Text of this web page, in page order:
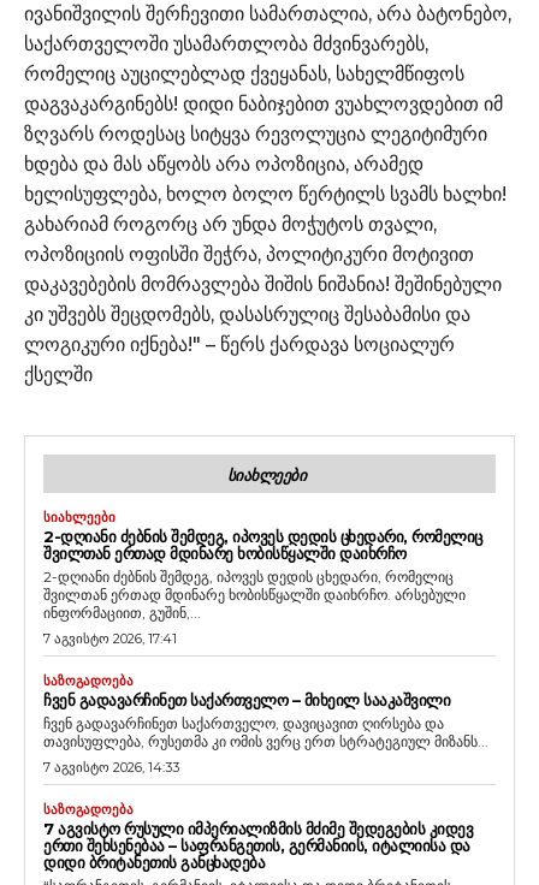
ივანიშვილის შერჩევითი სამართალია, არა ბატონებო,
საქართველოში უსამართლობა მძვინვარებს,
რომელიც აუცილებლად ქვეყანას, სახელმწიფოს
დაგვაკარგინებს! დიდი ნაბიჯებით ვუახლოვდებით იმ
ზღვარს როდესაც სიტყვა რევოლუცია ლეგიტიმური
ხდება და მას აწყობს არა ოპოზიცია, არამედ
ხელისუფლება, ხოლო ბოლო წერტილს სვამს ხალხი!
გახარიამ როგორც არ უნდა მოჭუტოს თვალი,
ოპოზიციის ოფისში შეჭრა, პოლიტიკური მოტივით
დაკავებების მომრავლება შიშის ნიშანია! შეშინებული
კი უშვებს შეცდომებს, დასასრულიც შესაბამისი და
ლოგიკური იქნება!" – წერს ქარდავა სოციალურ
ქსელში
ᲡᲘᲐᲮᲚᲔᲔᲑᲘ
ᲡᲘᲐᲮᲚᲔᲔᲑᲘ
2-ᲓᲦᲘᲐᲜᲘ ᲫᲔᲑᲜᲘᲡ ᲨᲔᲛᲓᲔᲒ, ᲘᲞᲝᲕᲔᲡ ᲓᲔᲓᲘᲡ ᲪᲮᲔᲓᲐᲠᲘ, ᲠᲝᲛᲔᲚᲘᲪ
ᲨᲕᲘᲚᲗᲐᲜ ᲔᲠᲗᲐᲓ ᲛᲓᲘᲜᲐᲠᲔ ᲮᲝᲑᲘᲡᲬᲧᲐᲚᲨᲘ ᲓᲐᲘᲮᲠᲩᲝ
2-დღიანი ძებნის შემდეგ, იპოვეს დედის ცხედარი, რომელიც
შვილთან ერთად მდინარე ხობისწყალში დაიხრჩო. არსებული
ინფორმაციით, გუშინ,...
7 აგვისტო 2026, 17:41
ᲡᲐᲖᲝᲒᲐᲓᲝᲔᲑᲐ
ᲩᲕᲔᲜ ᲒᲐᲓᲐᲕᲐᲠᲩᲘᲜᲔᲗ ᲡᲐᲥᲐᲠᲗᲕᲔᲚᲝ – ᲛᲘᲮᲔᲘᲚ ᲡᲐᲐᲙᲐᲨᲕᲘᲚᲘ
ჩვენ გადავარჩინეთ საქართველო, დავიცავით ღირსება და
თავისუფლება, რუსეთმა კი ომის ვერც ერთ სტრატეგიულ მიზანს...
7 აგვისტო 2026, 14:33
ᲡᲐᲖᲝᲒᲐᲓᲝᲔᲑᲐ
7 ᲐᲒᲕᲘᲡᲢᲝ ᲠᲣᲡᲣᲚᲘ ᲘᲛᲞᲔᲠᲘᲐᲚᲘᲖᲛᲘᲡ ᲛᲫᲘᲛᲔ ᲨᲔᲓᲔᲒᲔᲑᲘᲡ ᲙᲘᲓᲔᲕ
ᲔᲠᲗᲘ ᲨᲔᲮᲡᲔᲜᲔᲑᲐᲐ – ᲡᲐᲤᲠᲐᲜᲒᲔᲗᲘᲡ, ᲒᲔᲠᲛᲐᲜᲘᲘᲡ, ᲘᲢᲐᲚᲘᲘᲡᲐ ᲓᲐ
ᲓᲘᲓᲘ ᲑᲠᲘᲢᲐᲜᲔᲗᲘᲡ ᲒᲐᲜᲪᲮᲐᲓᲔᲑᲐ